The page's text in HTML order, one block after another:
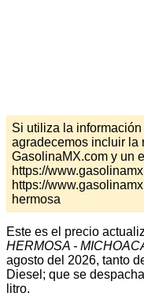
Si utiliza la
agradecemos incluir la
GasolinaMX.com y un
https://
https://
hermosa
Este es el precio
HERMOSA -
agosto del 2026, tanto
Diesel; que se
litro.